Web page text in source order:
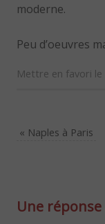
moderne.
Peu d’oeuvres
Mettre en favori le
« Naples à Paris
Une réponse